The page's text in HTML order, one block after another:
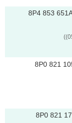
8P4 853
8P0 821
8P0 821